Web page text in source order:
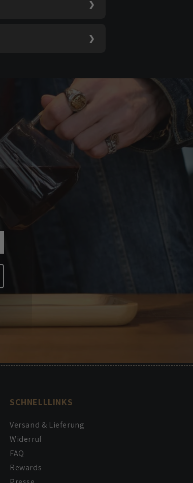
SCHNELLLINKS
Versand & Lieferung
Widerruf
FAQ
Rewards